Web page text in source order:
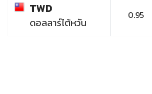
TWD
ดอลลาร์ไต้หวัน
0.95